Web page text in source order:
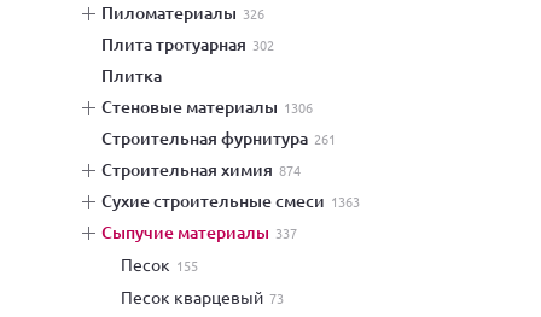
пиломатериалы 326
плита тротуарная 302
плитка
стеновые материалы 1306
строительная фурнитура 261
строительная химия 874
сухие строительные смеси 1363
сыпучие материалы 337
песок 155
песок кварцевый 73